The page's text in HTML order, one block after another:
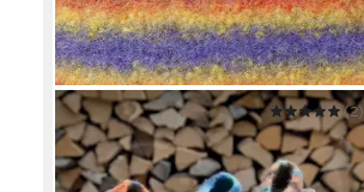
GRÜNDL
Bastelgarn Wolle Spectra Filzwolle
zum Stricken, Häkeln, Filzen, 100g
(2)
6,99 €